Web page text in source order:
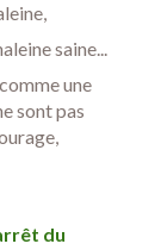
saine...
une
sont pas
du